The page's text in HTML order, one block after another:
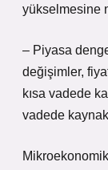
yükselmesine
– Piyasa
değişimler,
kısa vadede
vadede kaynak